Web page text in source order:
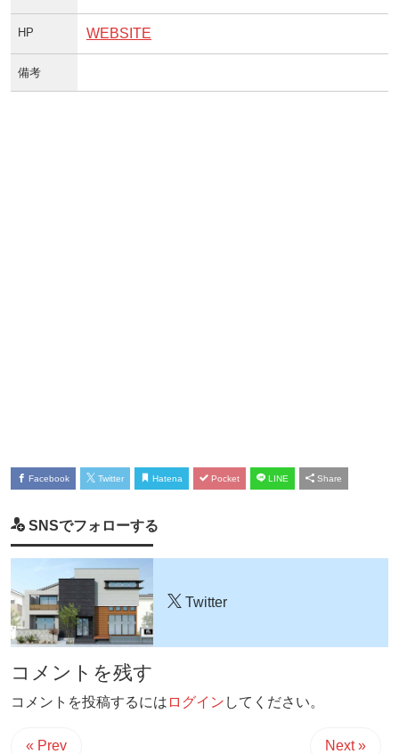
HP WEBSITE
備考
Facebook Twitter Hatena Pocket LINE Share
SNSでフォローする
Twitter
コメントを残す
コメントを投稿するには ログイン してください。
« Prev Next »